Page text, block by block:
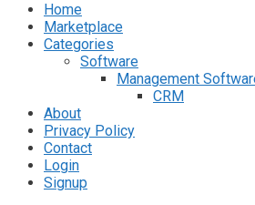
Home
Marketplace
Categories
Software
Management
CRM
About
Privacy Policy
Contact
Login
Signup